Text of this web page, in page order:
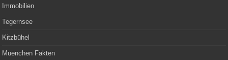
Immobilien
Tegernsee
Kitzbühel
Muenchen Fakten